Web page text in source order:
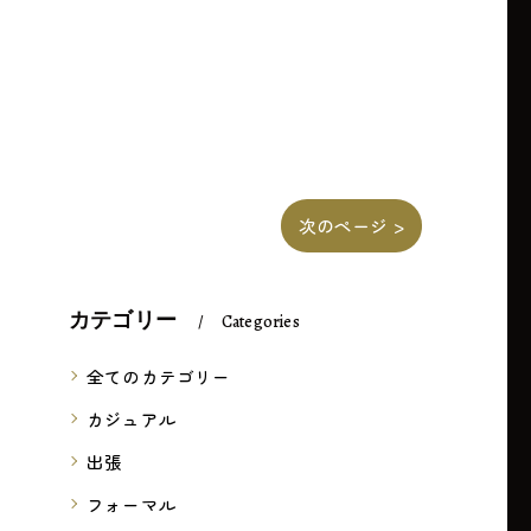
次のページ >
カテゴリー Categories
全てのカテゴリー
カジュアル
出張
フォーマル